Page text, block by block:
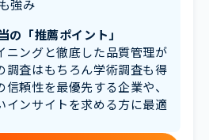
強み
の「推薦ポイント」
ニングと徹底した品質管理が
調査はもちろん学術調査も得
頼性を最優先する企業や、
インサイトを求める方に最適